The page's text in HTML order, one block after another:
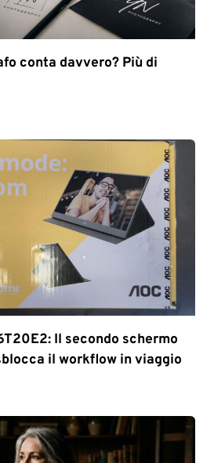
conta davvero? Più di
Il secondo schermo
il workflow in viaggio